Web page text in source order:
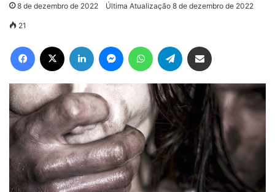
8 de dezembro de 2022 Última Atualização 8 de dezembro de 2022
21
Facebook Linkedin MessengerWhatsAppTelegram